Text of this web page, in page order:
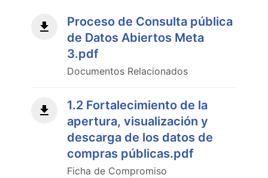
Proceso de Consulta pública
de Datos Abiertos Meta
3.pdf
Documentos Relacionados
1.2 Fortalecimiento de la
apertura, visualización y
descarga de los datos de
compras públicas.pdf
Ficha de Compromiso